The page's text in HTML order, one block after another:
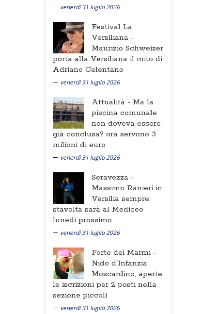
venerdì 31 luglio 2026
Festival La
Versiliana -
Maurizio Schweizer
porta alla Versiliana il mito di
Adriano Celentano
venerdì 31 luglio 2026
Attualità - Ma la
piscina comunale
non doveva essere
già conclusa? ora servono 3
milioni di euro
venerdì 31 luglio 2026
Seravezza -
Massimo Ranieri in
Versilia sempre:
stavolta sarà al Mediceo
lunedi prossimo
venerdì 31 luglio 2026
Forte dei Marmi -
Nido d'Infanzia
Moscardino, aperte
le iscrizioni per 2 posti nella
sezione piccoli
venerdì 31 luglio 2026